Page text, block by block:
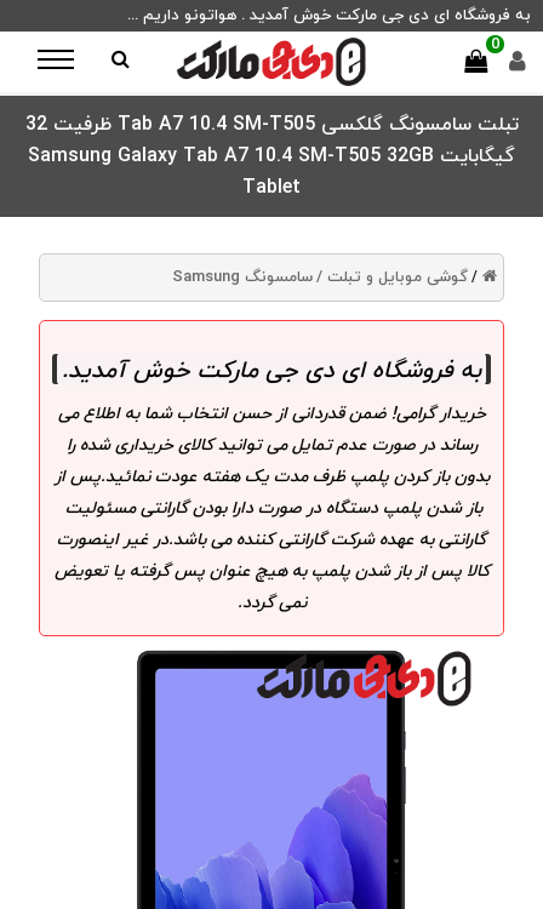
به فروشگاه ای دی جی مارکت خوش آمدید . هواتونو داریم ...
0
تبلت سامسونگ گلکسی Tab A7 10.4 SM-T505 ظرفیت 32
گیگابایت Samsung Galaxy Tab A7 10.4 SM-T505 32GB
Tablet
/گوشی موبایل و تبلت /سامسونگ Samsung
به فروشگاه ای دی جی مارکت خوش آمدید.
خریدار گرامی! ضمن قدردانی از حسن انتخاب شما به اطلاع می
رساند در صورت عدم تمایل می توانید کالای خریداری شده را
بدون باز کردن پلمپ ظرف مدت یک هفته عودت نمائید.پس از
باز شدن پلمپ دستگاه در صورت دارا بودن گارانتی مسئولیت
گارانتی به عهده شرکت گارانتی کننده می باشد.در غیر اینصورت
کالا پس از باز شدن پلمپ به هیچ عنوان پس گرفته یا تعویض
نمی گردد.